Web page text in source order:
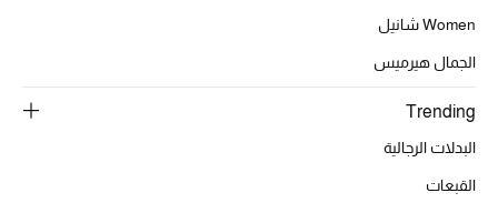
تشكيلة الأعراس
حقائب وأحذية متطابقة
هدايا للنساء
Women شانيل
الجمال هيرميس
Trending
البدلات الرجالية
القبعات